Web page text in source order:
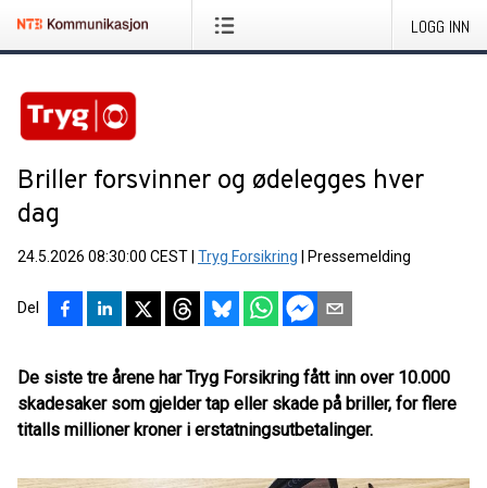
LOGG INN
Briller forsvinner og ødelegges hver
dag
24.5.2026 08:30:00 CEST Tryg Forsikring Pressemelding
Del
De siste tre årene har Tryg Forsikring fått inn over 10.000
skadesaker som gjelder tap eller skade på briller, for flere
titalls millioner kroner i erstatningsutbetalinger.